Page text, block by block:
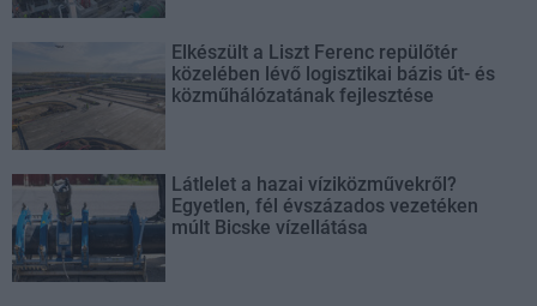
Elkészült a Liszt Ferenc repülőtér
közelében lévő logisztikai bázis út- és
közműhálózatának fejlesztése
Látlelet a hazai víziközművekről?
Egyetlen, fél évszázados vezetéken
múlt Bicske vízellátása